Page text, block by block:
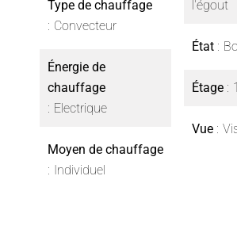
Type de chauffage
Convecteur
Énergie de
chauffage
Electrique
Moyen de chauffage
Individuel
l'égout
État
Étage
Vue